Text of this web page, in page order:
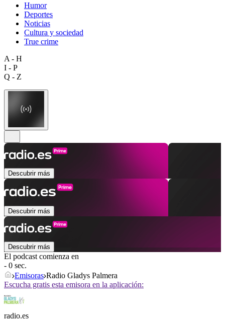
Humor
Deportes
Noticias
Cultura y sociedad
True crime
A - H
I - P
Q - Z
Descubrir más
Descubrir más
Descubrir más
El podcast comienza en
- 0 sec.
Emisoras Radio Gladys Palmera
Escucha gratis esta emisora en la aplicación:
radio.es